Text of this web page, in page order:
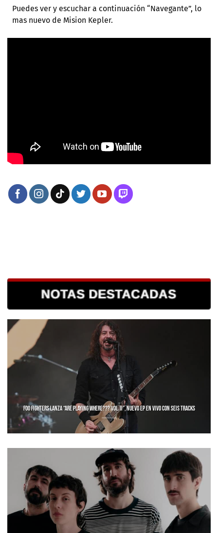
Puedes ver y escuchar a continuación “Navegante”, lo
mas nuevo de Mision Kepler.
FOO FIGHTERS LANZA “ARE PLAYING WHERE??? VOL. II”, NUEVO EP EN VIVO CON SEIS TRACKS